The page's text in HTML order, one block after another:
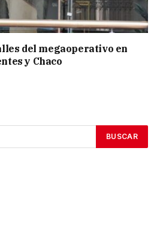
del megaoperativo en
y Chaco